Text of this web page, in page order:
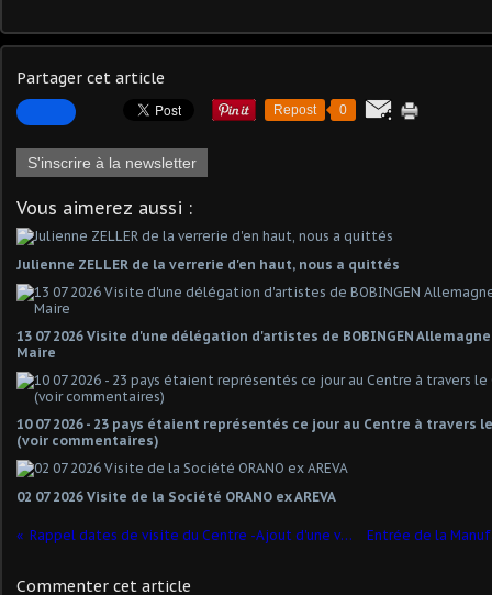
Partager cet article
Repost 0
S'inscrire à la newsletter
Vous aimerez aussi :
Julienne ZELLER de la verrerie d'en haut, nous a quittés
13 07 2026 Visite d'une délégation d'artistes de BOBINGEN
Maire
10 07 2026 - 23 pays étaient représentés ce jour au Centre à travers le
(voir commentaires)
02 07 2026 Visite de la Société ORANO ex AREVA
Rappel dates de visite du Centre -Ajout d'une visite pour Saint-Laurent
Commenter cet article